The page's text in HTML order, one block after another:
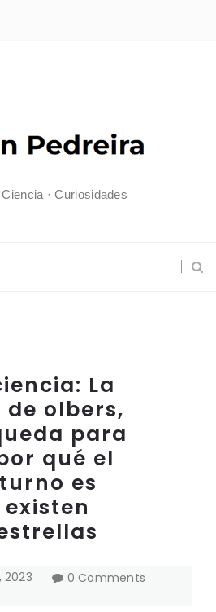
· Curiosidades
La
olbers,
para
qué el
es
,2023 0 Comments